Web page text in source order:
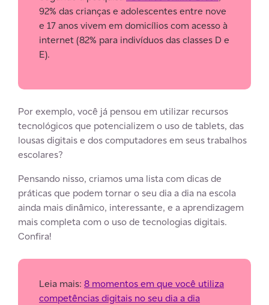
92% das crianças e adolescentes entre nove
e 17 anos vivem em domicílios com acesso à
internet (82% para indivíduos das classes D e
E).
Por exemplo, você já pensou em utilizar recursos
tecnológicos que potencializem o uso de tablets, das
lousas digitais e dos computadores em seus trabalhos
escolares?
Pensando nisso, criamos uma lista com dicas de
práticas que podem tornar o seu dia a dia na escola
ainda mais dinâmico, interessante, e a aprendizagem
mais completa com o uso de tecnologias digitais.
Confira!
Leia mais: 8 momentos em que você utiliza
competências digitais no seu dia a dia